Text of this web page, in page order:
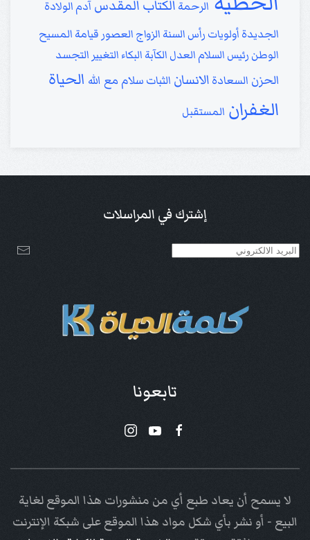
الرحمة الكتاب المقدس آدم الولادة
الجديدة أولويات رأس السنة الزواج العصور قيامة المسيح
الوطن رئيس السلام العدل الكآبة البكاء التغيير التجسد
الحزن السعادة الانسان الثبات سلام مع الله الحياة
الغفران المستقبل
إشترك في المراسلات
تابعونا
لا يسمح أن يعاد طبع أي من منشورات هذا الموقع لغاية
البيع - أو نشر بأي شكل مواد هذا الموقع على شبكة الإنترنت